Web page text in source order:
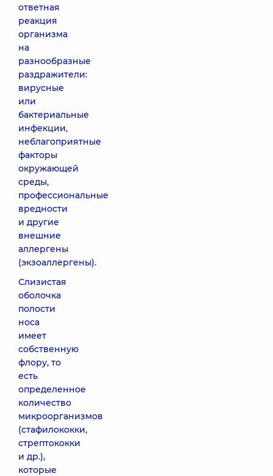
ответная
реакция
организма
на
разнообразные
раздражители:
вирусные
или
бактериальные
инфекции,
неблагоприятные
факторы
окружающей
среды,
профессиональные
вредности
и другие
внешние
аллергены
(экзоаллергены).
Слизистая
оболочка
полости
носа
имеет
собственную
флору, то
есть
определенное
количество
микроорганизмов
(стафилококки,
стрептококки
и др.),
которые